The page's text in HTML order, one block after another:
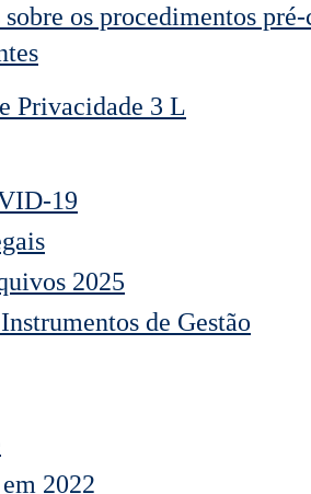
sobre os procedimentos
Privacidade 3 L
19
2025
de Gestão
2022